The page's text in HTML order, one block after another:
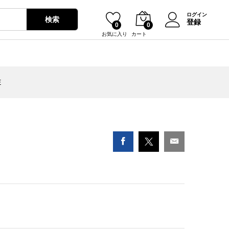
検索
お気に入り
0
カート
0
ログイン
登録